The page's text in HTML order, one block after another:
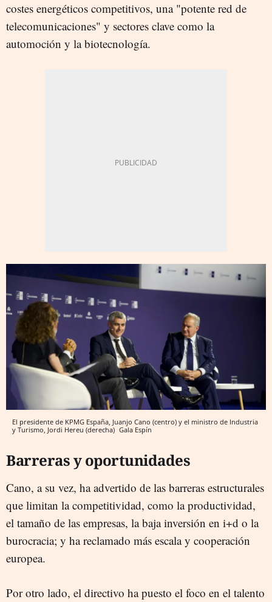
costes energéticos competitivos, una "potente red de
telecomunicaciones" y sectores clave como la
automoción y la biotecnología.
El presidente de KPMG España, Juanjo Cano (centro) y el ministro de Industria
y Turismo, Jordi Hereu (derecha) Gala Espín
Barreras y oportunidades
Cano, a su vez, ha advertido de las barreras estructurales
que limitan la competitividad, como la productividad,
el tamaño de las empresas, la baja inversión en i+d o la
burocracia; y ha reclamado más escala y cooperación
europea.
Por otro lado, el directivo ha puesto el foco en el talento